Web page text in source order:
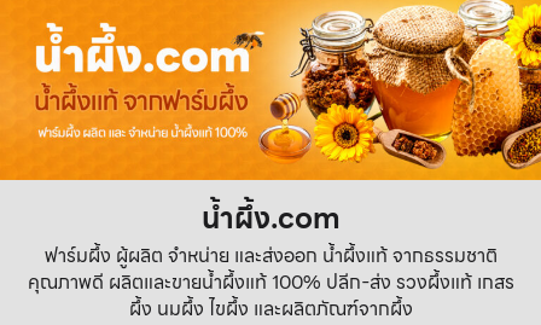
น้ำผึ้ง.com
ฟาร์มผึ้ง ผู้ผลิต จำหน่าย และส่งออก น้ำผึ้งแท้ จากธรรมชาติ
คุณภาพดี ผลิตและขายน้ำผึ้งแท้ 100% ปลีก-ส่ง รวงผึ้งแท้ เกสร
ผึ้ง นมผึ้ง ไขผึ้ง และผลิตภัณฑ์จากผึ้ง